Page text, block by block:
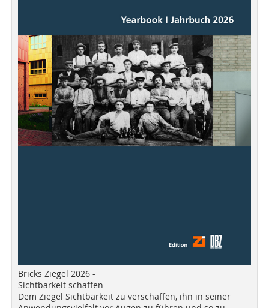
Bricks Ziegel 2026 -
Sichtbarkeit schaffen
Dem Ziegel Sichtbarkeit zu verschaffen, ihn in seiner